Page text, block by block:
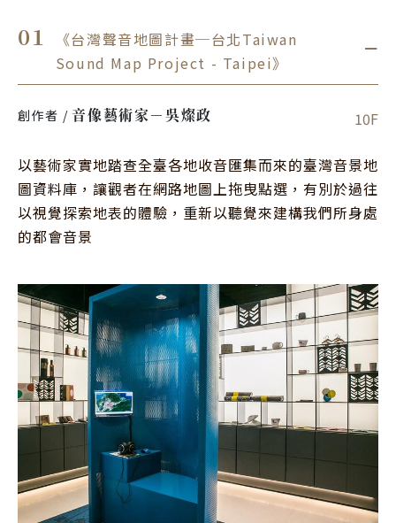
01
《台灣聲音地圖計畫─台北Taiwan
Sound Map Project - Taipei》
創作者 / 音像藝術家－吳燦政 10F
以藝術家實地踏查全臺各地收音匯集而來的臺灣音景地
圖資料庫，讓觀者在網路地圖上拖曳點選，有別於過往
以視覺探索地表的體驗，重新以聽覺來建構我們所身處
的都會音景